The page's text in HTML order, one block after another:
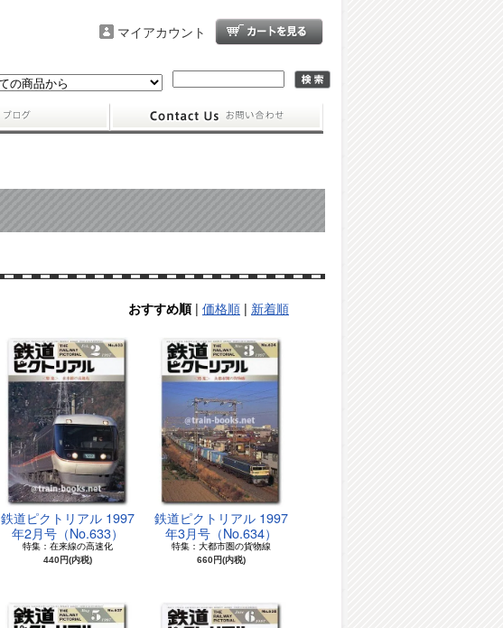
マイアカウント
おすすめ順| 価格順 | 新着順
鉄道ピクトリアル 1997
年2月号（No.633）
特集：在来線の高速化
440円(内税)
鉄道ピクトリアル 1997
年3月号（No.634）
特集：大都市圏の貨物線
660円(内税)